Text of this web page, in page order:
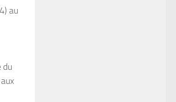
au
du